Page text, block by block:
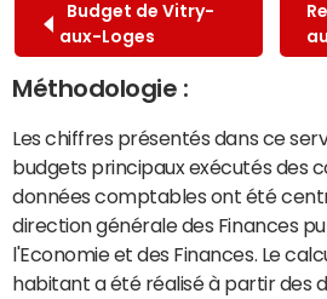
Budget de Vitry-
aux-Loges
Méthodologie :
Les chiffres présentés dans ce
budgets principaux exécutés des
données comptables ont été
direction générale des Finances
l'Economie et des Finances. Le
habitant a été réalisé à partir des